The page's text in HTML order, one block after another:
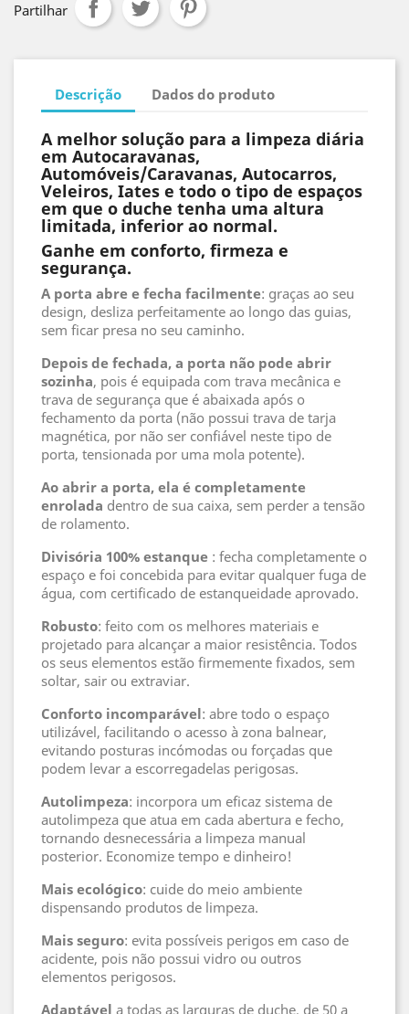
Partilhar
Descrição Dados do produto
A melhor solução para a limpeza diária
em Autocaravanas,
Automóveis/Caravanas, Autocarros,
Veleiros, Iates e todo o tipo de espaços
em que o duche tenha uma altura
limitada, inferior ao normal.
Ganhe em conforto, firmeza e
segurança.
A porta abre e fecha facilmente: graças ao seu
design, desliza perfeitamente ao longo das guias,
sem ficar presa no seu caminho.
Depois de fechada, a porta não pode abrir
sozinha, pois é equipada com trava mecânica e
trava de segurança que é abaixada após o
fechamento da porta (não possui trava de tarja
magnética, por não ser confiável neste tipo de
porta, tensionada por uma mola potente).
Ao abrir a porta, ela é completamente
enrolada dentro de sua caixa, sem perder a tensão
de rolamento.
Divisória 100% estanque : fecha completamente o
espaço e foi concebida para evitar qualquer fuga de
água, com certificado de estanqueidade aprovado.
Robusto: feito com os melhores materiais e
projetado para alcançar a maior resistência. Todos
os seus elementos estão firmemente fixados, sem
soltar, sair ou extraviar.
Conforto incomparável: abre todo o espaço
utilizável, facilitando o acesso à zona balnear,
evitando posturas incómodas ou forçadas que
podem levar a escorregadelas perigosas.
Autolimpeza: incorpora um eficaz sistema de
autolimpeza que atua em cada abertura e fecho,
tornando desnecessária a limpeza manual
posterior. Economize tempo e dinheiro!
Mais ecológico: cuide do meio ambiente
dispensando produtos de limpeza.
Mais seguro: evita possíveis perigos em caso de
acidente, pois não possui vidro ou outros
elementos perigosos.
Adaptável a todas as larguras de duche, de 50 a